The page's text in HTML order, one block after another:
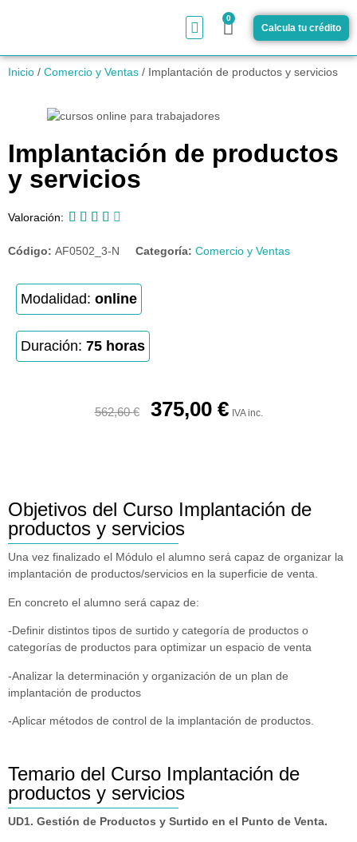
0
Calcula tu crédito
Inicio / Comercio y Ventas / Implantación de productos y servicios
Implantación de productos
y servicios
Valoración:     
Código: AF0502_3-N Categoría: Comercio y Ventas
Modalidad: online
Duración: 75 horas
562,60€ 375,00 € IVA inc.
Objetivos del Curso Implantación de
productos y servicios
Una vez finalizado el Módulo el alumno será capaz de organizar la
implantación de productos/servicios en la superficie de venta.
En concreto el alumno será capaz de:
-Definir distintos tipos de surtido y categoría de productos o
categorías de productos para optimizar un espacio de venta
-Analizar la determinación y organización de un plan de
implantación de productos
-Aplicar métodos de control de la implantación de productos.
Temario del Curso Implantación de
productos y servicios
UD1. Gestión de Productos y Surtido en el Punto de Venta.